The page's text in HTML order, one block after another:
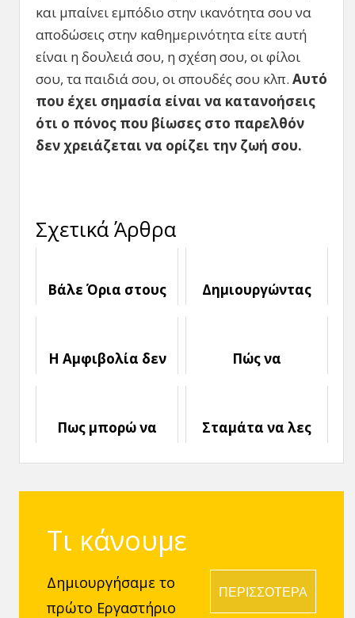
και μπαίνει εμπόδιο στην ικανότητα σου να
αποδώσεις στην καθημερινότητα είτε αυτή
είναι η δουλειά σου, η σχέση σου, οι φίλοι
σου, τα παιδιά σου, οι σπουδές σου κλπ. Αυτό
που έχει σημασία είναι να κατανοήσεις
ότι ο πόνος που βίωσες στο παρελθόν
δεν χρειάζεται να ορίζει την ζωή σου.
Σχετικά Άρθρα
Βάλε Όρια στους
Δημιουργώντας
Η Αμφιβολία δεν
τη ζωή σου
Πώς να
Πως μπορώ να
Καλύτερη;
Σταμάτα να λες
εαυτό σου
Τι κάνουμε
ΠΕΡΙΣΣΟΤΕΡΑ
Δημιουργήσαμε το
πρώτο Εργαστήριο